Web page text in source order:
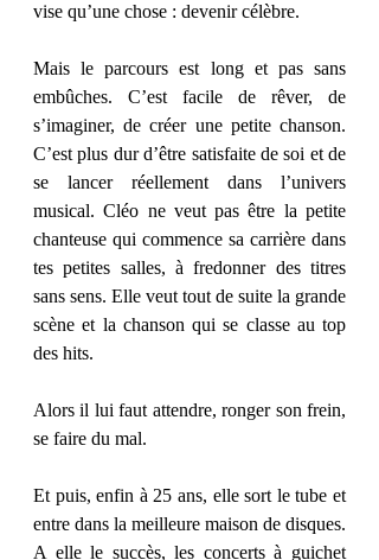
vise qu’une chose : devenir célèbre.
Mais le parcours est long et pas sans
embûches. C’est facile de rêver, de
s’imaginer, de créer une petite chanson.
C’est plus dur d’être satisfaite de soi et de
se lancer réellement dans l’univers
musical. Cléo ne veut pas être la petite
chanteuse qui commence sa carrière dans
tes petites salles, à fredonner des titres
sans sens. Elle veut tout de suite la grande
scène et la chanson qui se classe au top
des hits.
Alors il lui faut attendre, ronger son frein,
se faire du mal.
Et puis, enfin à 25 ans, elle sort le tube et
entre dans la meilleure maison de disques.
A elle le succès, les concerts à guichet